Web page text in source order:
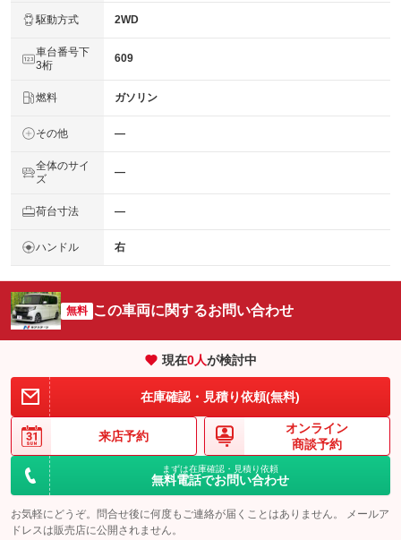
駆動方式 2WD
車台番号下
3桁
609
燃料 ガソリン
その他 ―
全体のサイ
ズ
―
荷台寸法 ―
ハンドル 右
無料 この車両に関するお問い合わせ
現在0人が検討中
在庫確認・見積り依頼(無料)
来店予約
オンライン
商談予約
まずは在庫確認・見積り依頼
無料電話でお問い合わせ
お気軽にどうぞ。問合せ後に何度もご連絡が届くことはありません。 メールア
ドレスは販売店に公開されません。